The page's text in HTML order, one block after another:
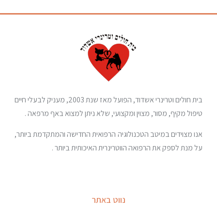
בית חולים וטרינרי אשדוד, הפועל מאז שנת 2003, מעניק לבעלי חיים
טיפול מקיף, מסור, מצוין ומקצועי, שלא ניתן למצוא באף מרפאה .
אנו מצוידים במיטב הטכנולוגיה הרפואית החדישה והמתקדמת ביותר,
על מנת לספק את הרפואה הווטרינרית האיכותית ביותר .
נווט באתר